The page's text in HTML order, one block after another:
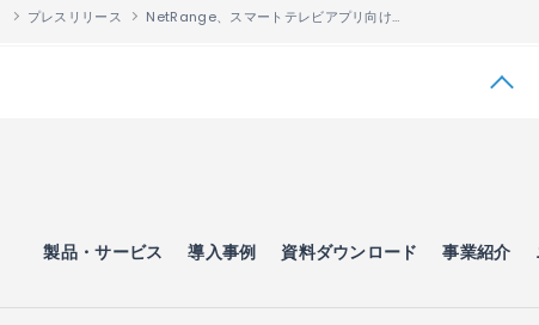
プレスリリース NetRange、スマートテレビアプリ向けポータルのカスタマイズにおいてKTCとの協業拡大
製品・サービス 導入事例 資料ダウンロード 事業紹介